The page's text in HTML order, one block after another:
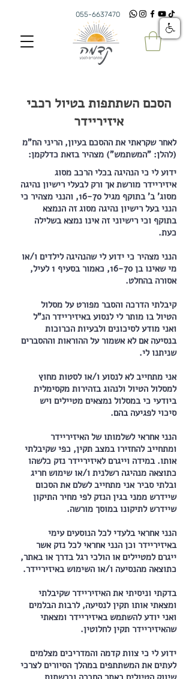
055-6637470
הסכם השתתפות בטיול רכבי
איזיריידר
לאחר שקראתי את ההסכם בעיון, הריני הח"מ
(להלן: "המשתמש") מצהיר בזאת כדלקמן:
ידוע לי כי הנהיגה בכלי הרכב מסוג
איזיריידר מורשת אך ורק לבעלי רישיון נהיגה
מסוג' ב' בתוקף מגיל 16-70, והנני מצהיר כי
הנני בעל רישיון נהיגה מסוג זה הנמצא
בתוקף וכי רישיוני זה אינו נמצא בשלילה
כעת.
הנני מצהיר כי ידוע לי שהנהיגה לילדים ו/או
מי שאינו בן 16-70, כאמור בסעיף 1 לעיל,
אסורה בהחלט.
קיבלתי הדרכה והסבר מפורט על מסלול
הטיול בו מותר לי לנסוע באיזיריידר הנ"ל
ואני מודע לסיכונים ולבעיות הכרוכות
בנסיעה אם לא אשמור על ההוראות וההסברים
שניתנו לי.
אני מתחייב לא לנסוע ו/או לסטות מחוץ
למסלול הטיול ולנהוג בזהירות מקסימלית
ביודעי כי במסלול נמצאים מטיילים ויש
סיכוי לפגיעה בהם.
הנני אחראי לשלמותו של האיזיריידר
ומתחייב להחזירו במצב תקין, כפי שקיבלתי
אותו. במידה וייגרם לאיזיריידר נזק כלשהו
כתוצאה מנהיגה רשלנית ו/או שימוש חריג
ובלתי סביר אני מתחייב לשלם את הסכום
שיידרש ממני בגין הנזק לפי מחיר התיקון
שיידרש לתיקונו במוסך מורשה.
הנני אחראי בלעדי לכל הנוסעים עימי
באיזיריידר וכן הנני אחראי לכל נזק אשר
ייגרם למטיילים או הולכי רגל בדרך או באתר,
כתוצאה מהנסיעה ו/או השימוש באיזיריידר.
בדקתי וניסיתי את האיזיריידר שקיבלתי
ומצאתי אותו תקין לנסיעה, לרבות הבלמים
ואני יודע להשתמש באיזיריידר ומצאתי
שהאיזיריידר תקין לחלוטין.
ידוע לי כי צוות קדמה והמדריכים מצלמים
לעתים את המשתתפים במהלך הסיורים לצרכי